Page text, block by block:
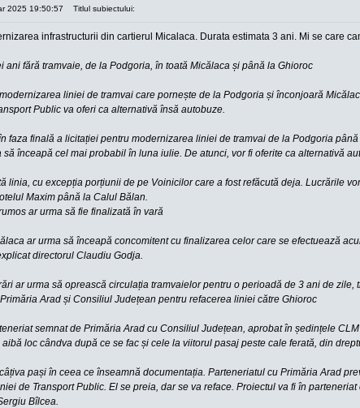
2025 19:50:57 Titlul subiectului:
infrastructurii din cartierul Micalaca. Durata estimata 3 ani. Mi se care
ani fără tramvaie, de la Podgoria, în toată Micălaca și până la Ghioroc
liniei de tramvai care pornește de la Podgoria și înconjoară
Public va oferi ca alternativă însă autobuze.
faza finală a licitației pentru modernizarea liniei de tramvai de la Podgoria
să înceapă cel mai probabil în luna iulie. De atunci, vor fi oferite ca alternativă
linia, cu excepția porțiunii de pe Voinicilor care a fost refăcută deja. Lucrările
Maxim până la Calul Bălan.
ar urma să fie finalizată în vară
ar urma să înceapă concomitent cu finalizarea celor care se efectuează
directorul Claudiu Godja.
ar urma să oprească circulația tramvaielor pentru o perioadă de 3 ani de
Arad și Consiliul Județean pentru refacerea liniei către Ghioroc
semnat de Primăria Arad cu Consiliul Județean, aprobat în ședințele
loc cândva după ce se fac și cele la viitorul pasaj peste cale ferată, din
pași în ceea ce înseamnă documentația. Parteneriatul cu Primăria Arad
de Transport Public. El se preia, dar se va reface. Proiectul va fi în
Bîlcea.